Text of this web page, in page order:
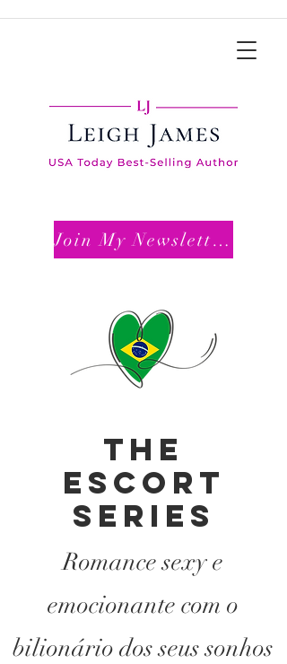
Join My Newsletter
THE
ESCORT
SERIES
Romance sexy e
emocionante com o
bilionário dos seus sonhos